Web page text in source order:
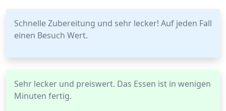
Schnelle Zubereitung und sehr lecker! Auf jeden Fall
einen Besuch Wert.
Sehr lecker und preiswert. Das Essen ist in wenigen
Minuten fertig.